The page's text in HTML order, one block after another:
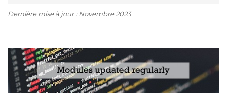
Dernière mise à jour : Novembre 2023